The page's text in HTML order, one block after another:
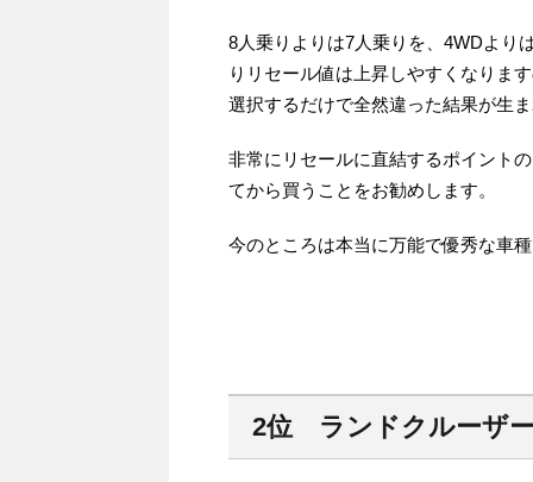
8人乗りよりは7人乗りを、4WDより
りリセール値は上昇しやすくなりま
選択するだけで全然違った結果が生
非常にリセールに直結するポイント
てから買うことをお勧めします。
今のところは本当に万能で優秀な車
2位 ランドクルーザ